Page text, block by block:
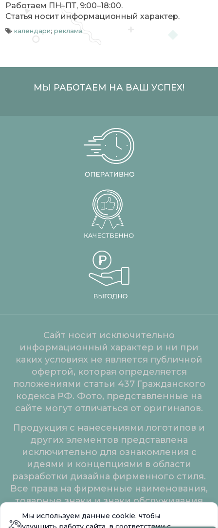
Работаем ПН–ПТ, 9:00–18:00.
Статья носит информационный характер.
календари;реклама
МЫ РАБОТАЕМ НА ВАШ УСПЕХ!
Сайт носит исключительно
информационный характер и ни при
каких условиях не является публичной
офертой, которая определяется
положениями статьи 437 Гражданского
кодекса РФ. Фото, представленные на
сайте могут отличаться от оригиналов.
Продукция с нанесениями логотипов и
других элементов представлена
исключительно для ознакомления с
идеями и концепциями в области
разработки дизайна фирменного стиля.
Все права на фирменные наименования,
товарные знаки и знаки обслуживания
принадлежат их законным владельцам.
Мы используем данные cookie, чтобы